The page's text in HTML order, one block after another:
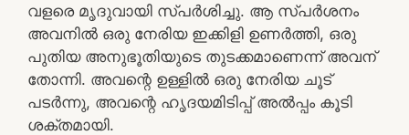
വളരെ മൃദുവായി സ്പർശിച്ചു. ആ സ്പർശനം
അവനിൽ ഒരു നേരിയ ഇക്കിളി ഉണർത്തി, ഒരു
പുതിയ അനുഭൂതിയുടെ തുടക്കമാണെന്ന് അവന്
തോന്നി. അവന്റെ ഉള്ളിൽ ഒരു നേരിയ ചൂട്
പടർന്നു, അവന്റെ ഹൃദയമിടിപ്പ് അൽപ്പം കൂടി
ശക്തമായി.